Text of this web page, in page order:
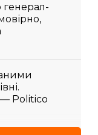
генерал-
— Politico